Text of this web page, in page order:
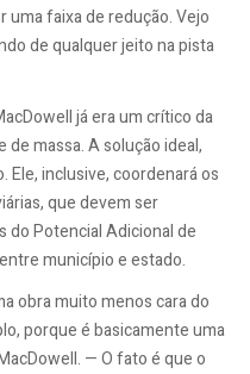
uma faixa de redução. Vejo
de qualquer jeito na pista
já era um crítico da
massa. A solução ideal,
Ele, inclusive, coordenará os
que devem ser
do Potencial Adicional de
município e estado.
obra muito menos cara do
porque é basicamente uma
— O fato é que o